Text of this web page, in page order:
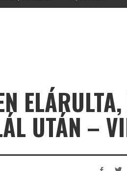
UTÁN –